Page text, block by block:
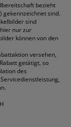
bezieht
gekennzeichnet sind.
sind
nur zur
können von den
versehen,
getätigt, so
des